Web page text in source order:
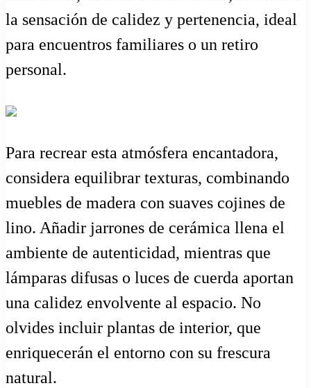
la sensación de calidez y pertenencia, ideal
para encuentros familiares o un retiro
personal.
Para recrear esta atmósfera encantadora,
considera equilibrar texturas, combinando
muebles de madera con suaves cojines de
lino. Añadir jarrones de cerámica llena el
ambiente de autenticidad, mientras que
lámparas difusas o luces de cuerda aportan
una calidez envolvente al espacio. No
olvides incluir plantas de interior, que
enriquecerán el entorno con su frescura
natural.